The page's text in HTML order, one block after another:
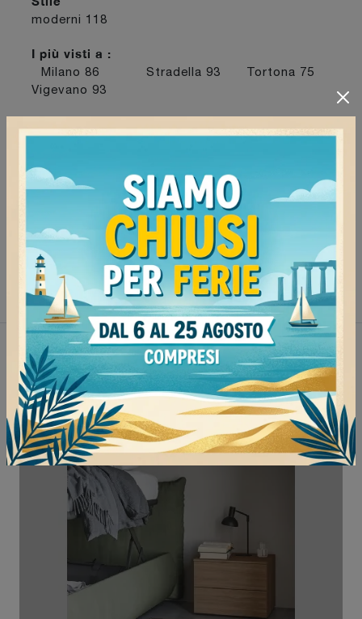
moderni 118
I più visti a :
Milano 86 Stradella 93 Tortona 75
Vigevano 93
Continua a navigare
Comodini Colombini Casa Milano
Comodini Colombini Casa Vigevano
Comodini Colombini Casa Tortona
Comodini Colombini Casa Stradella
Non perderti anche: